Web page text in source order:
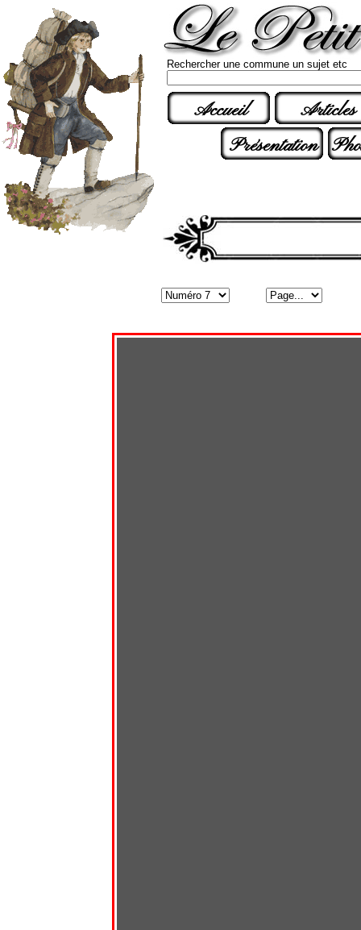
Rechercher une commune un sujet etc
Accueil
Articles
Présentation